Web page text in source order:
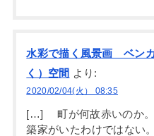
水彩で描く風景画 ベン
く）空間 より:
2020/02/04(火） 08:35
[…] 町が何故赤いのか。
築家がいたわけではない